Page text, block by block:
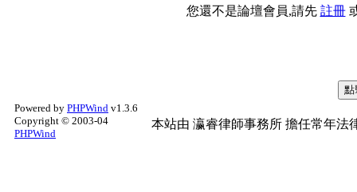
您還不是論壇會員,請先 註冊
Powered by PHPWind v1.3.6
Copyright © 2003-04
PHPWind
本站由 瀛睿律師事務所 擔任常年法